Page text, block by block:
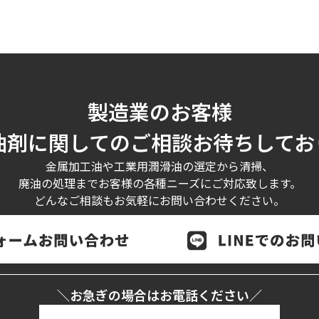
製造業のお客様
に関してのご相談お待ちして
金属加工油や工業用潤滑油の選定から清掃、
廃油の処理までお客様の各種ニーズにご対応致します。
どんなご相談もお気軽にお問い合わせください。
＼お急ぎの場合はお電話ください／